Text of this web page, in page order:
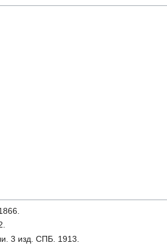
3 изд. СПБ. 1913.